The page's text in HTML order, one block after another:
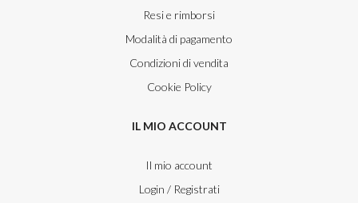
Resi e rimborsi
Modalità di pagamento
Condizioni di vendita
Cookie Policy
IL MIO ACCOUNT
Il mio account
Login / Registrati